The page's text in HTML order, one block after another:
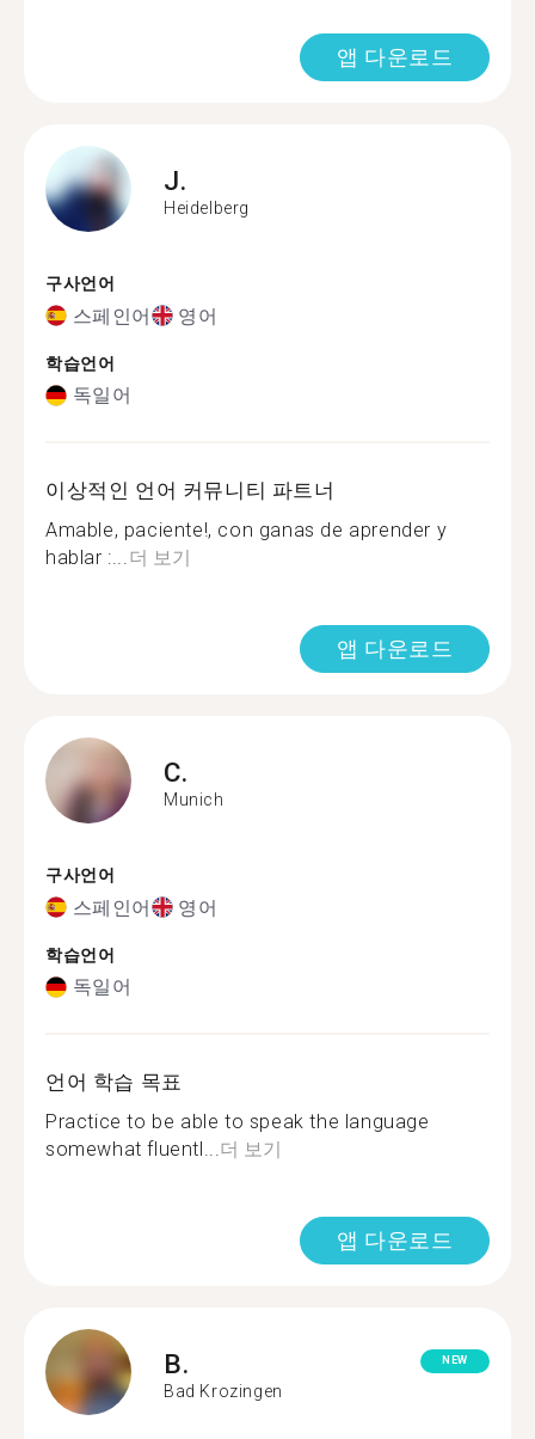
앱 다운로드
J.
Heidelberg
구사언어
스페인어 영어
학습언어
독일어
이상적인 언어 커뮤니티 파트너
Amable, paciente!, con ganas de aprender y
hablar :...더 보기
앱 다운로드
C.
Munich
구사언어
스페인어 영어
학습언어
독일어
언어 학습 목표
Practice to be able to speak the language
somewhat fluentl...더 보기
앱 다운로드
B.
Bad Krozingen
NEW